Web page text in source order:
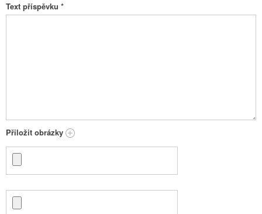
Text příspěvku *
Přiložit obrázky